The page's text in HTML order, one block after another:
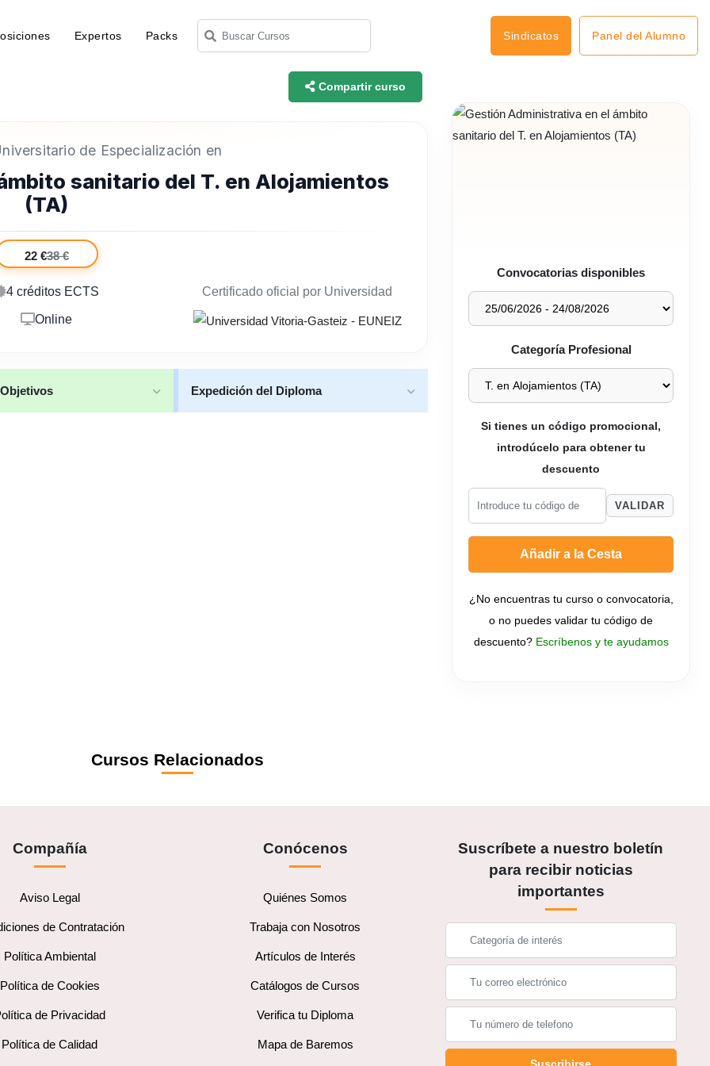
Expertos Packs Sindicatos Panel del Alumno
Compartir curso
de Especialización en
sanitario del T. en Alojamientos
(TA)
22 €38 €
4 créditos ECTS
Online
Certificado oficial por Universidad
Objetivos Expedición del Diploma
Convocatorias disponibles
Categoría Profesional
Si tienes un código promocional,
introdúcelo para obtener tu
descuento
VALIDAR
Añadir a la Cesta
¿No encuentras tu curso o convocatoria,
o no puedes validar tu código de
descuento? Escríbenos y te ayudamos
Cursos Relacionados
Compañía
Aviso Legal
de Contratación
Política Ambiental
Política de Cookies
de Privacidad
Política de Calidad
Conócenos
Quiénes Somos
Trabaja con Nosotros
Artículos de Interés
Catálogos de Cursos
Verifica tu Diploma
Mapa de Baremos
Suscríbete a nuestro boletín
para recibir noticias
importantes